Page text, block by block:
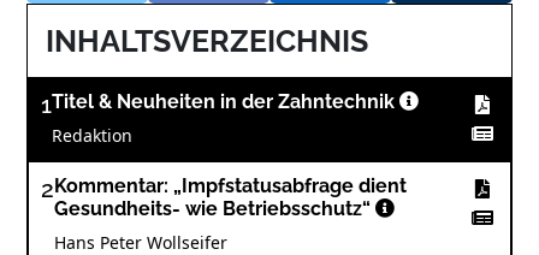
INHALTSVERZEICHNIS
1Titel & Neuheiten in der Zahntechnik
Redaktion
2 Kommentar: „Impfstatusabfrage dient
Gesundheits- wie Betriebsschutz“
Hans Peter Wollseifer